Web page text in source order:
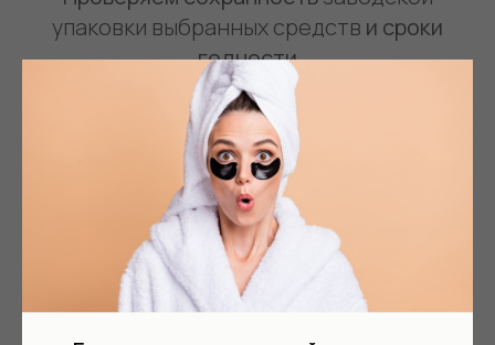
упаковки выбранных средств и сроки
годности
Бережно комплектуем заказ
и подарками ❤